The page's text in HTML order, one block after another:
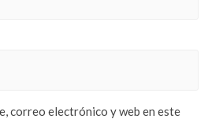
correo electrónico y web en este